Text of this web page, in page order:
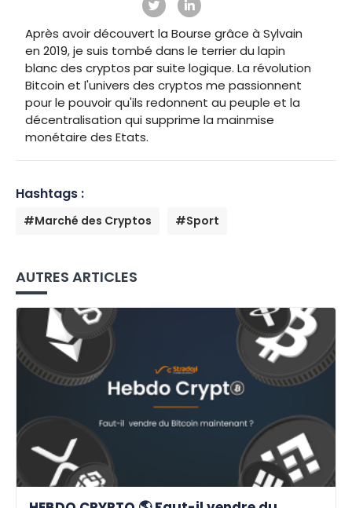
Après avoir découvert la Bourse grâce à Sylvain
en 2019, je suis tombé dans le terrier du lapin
blanc des cryptos par suite logique. La révolution
Bitcoin et l'univers des cryptos me passionnent
pour le pouvoir qu'ils redonnent au peuple et la
décentralisation qui supprime la mainmise
monétaire des Etats.
Hashtags :
#Marché des Cryptos #Sport
AUTRES ARTICLES